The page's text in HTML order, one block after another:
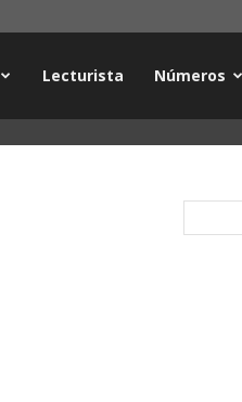
Lecturista Números